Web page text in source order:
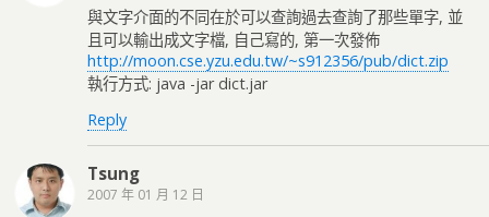
與文字介面的不同在於可以查詢過去查詢了那些單字, 並
且可以輸出成文字檔, 自己寫的, 第一次發佈
http://moon.cse.yzu.edu.tw/~s912356/pub/dict.zip
執行方式: java -jar dict.jar
Reply
Tsung
2007 年 01 月 12 日